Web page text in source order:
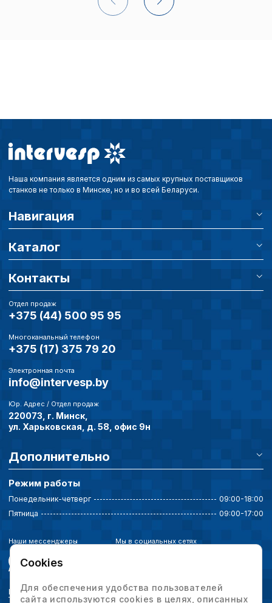
Наша компания является одним из самых крупных поставщиков
станков не только в Минске, но и во всей Беларуси.
Навигация
Каталог
Контакты
Отдел продаж
+375 (44) 500 95 95
Многоканальный телефон
+375 (17) 375 79 20
Электронная почта
info@intervesp.by
Юр. Адрес / Отдел продаж
220073, г. Минск,
ул. Харьковская, д. 58, офис 9н
Дополнительно
Режим работы
Понедельник-четверг
09:00-18:00
Пятница
09:00-17:00
Наши мессенджеры Мы в социальных сетях
Политика конфиденциальности
Cookies
Для обеспечения удобства пользователей
сайта используются cookies в целях, описанных
пользователей.